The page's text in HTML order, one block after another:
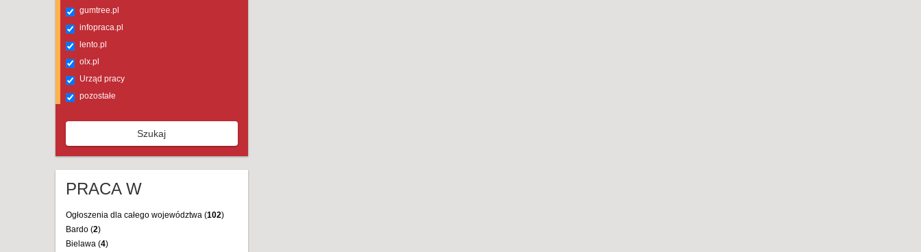
gumtree.pl
infopraca.pl
lento.pl
olx.pl
Urząd pracy
pozostałe
Szukaj
PRACA W
Ogłoszenia dla całego województwa (102)
Bardo (2)
Bielawa (4)